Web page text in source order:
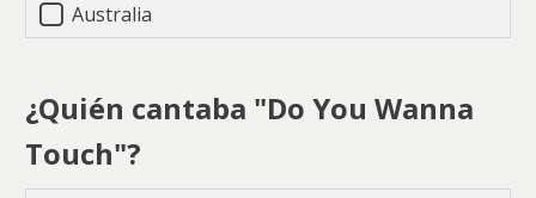
Australia
¿Quién cantaba "Do You Wanna
Touch"?